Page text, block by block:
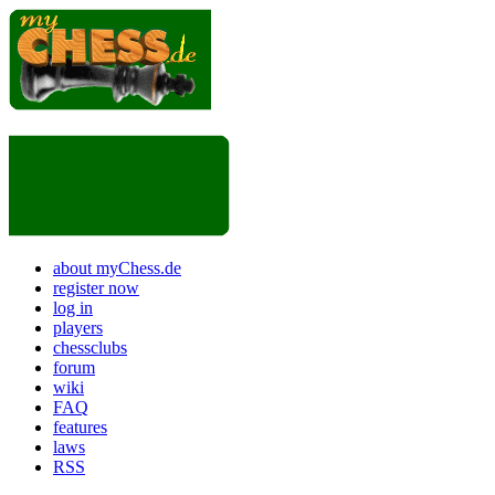
about myChess.de
register now
log in
players
chessclubs
forum
wiki
FAQ
features
laws
RSS